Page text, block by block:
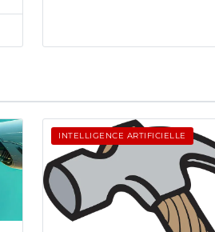
INTELLIGENCE ARTIFICIELLE